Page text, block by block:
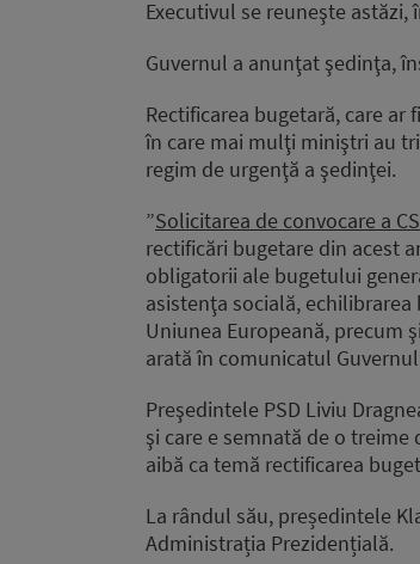
Executivul se reuneşte astăzi,
Guvernul a anunţat şedinţa,
Rectificarea bugetară, care ar
în care mai mulţi miniştri au
regim de urgenţă a şedinţei.
”Solicitarea de convocare a
rectificări bugetare din acest
obligatorii ale bugetului
asistenţa socială,
Uniunea Europeană, precum
arată în comunicatul
Preşedintele PSD Liviu
şi care e semnată de o
aibă ca temă rectificarea
La rândul său, președintele
Administrația Prezidențială.